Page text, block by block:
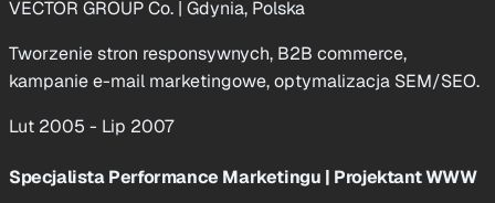
VECTOR GROUP Co. | Gdynia, Polska
Tworzenie stron responsywnych, B2B commerce,
kampanie e-mail marketingowe, optymalizacja SEM/SEO.
Lut 2005 - Lip 2007
Specjalista Performance Marketingu | Projektant WWW